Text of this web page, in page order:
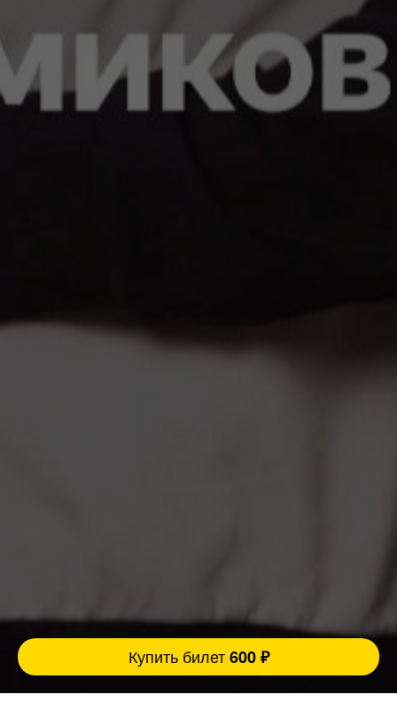
Купить билет600 ₽